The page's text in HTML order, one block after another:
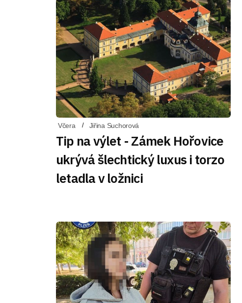
Včera Jiřina Suchorová
Tip na výlet - Zámek Hořovice
ukrývá šlechtický luxus i torzo
letadla v ložnici